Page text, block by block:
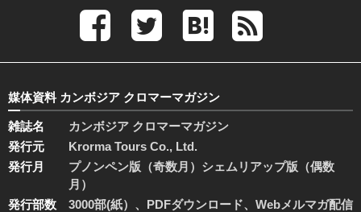
媒体資料 カンボジア クロマーマガジン
雑誌名
カンボジア クロマーマガジン
発行元
Krorma Tours Co., Ltd.
発行月
プノンペン版（奇数月）シェムリアップ版（偶数
月）
発行部数
3000部(紙）、PDFダウンロード、Webメルマガ配信